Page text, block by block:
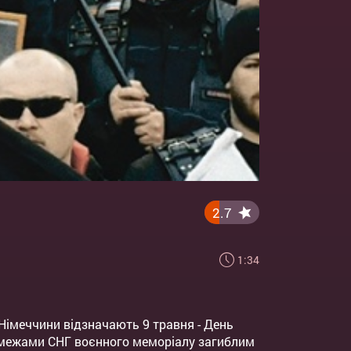
2.7
1:34
відзначають 9 травня - День
СНГ воєнного меморіалу загиблим